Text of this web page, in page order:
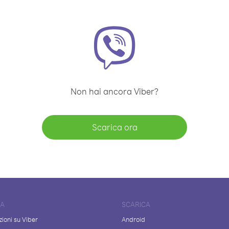
Non hai ancora Viber?
Scarica ora
su Viber
SCARICA
Android